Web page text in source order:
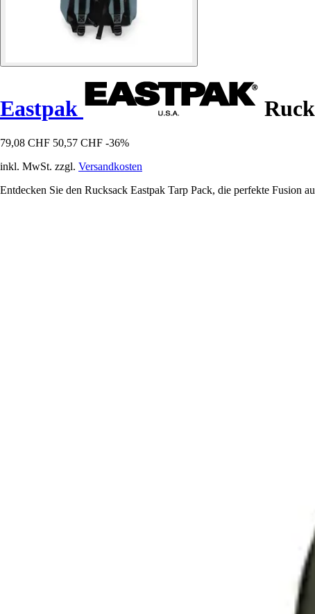
Eastpak
79,08 CHF 50,57 CHF -36%
inkl. MwSt. zzgl. Versandkosten
Entdecken Sie den Rucksack Eastpak Tarp Pack, die perfekte Fusion